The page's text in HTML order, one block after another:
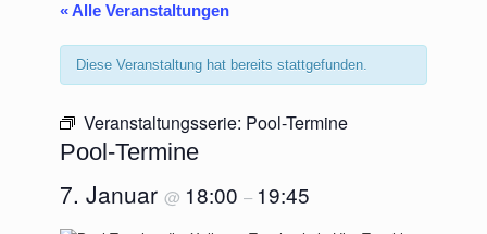
« Alle Veranstaltungen
Diese Veranstaltung hat bereits stattgefunden.
Veranstaltungsserie: Pool-Termine
Pool-Termine
7. Januar @ 18:00 – 19:45